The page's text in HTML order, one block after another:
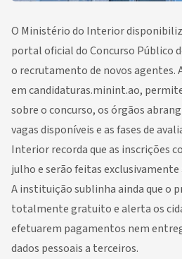
O Ministério do Interior
portal oficial do Concurso Público
o recrutamento de novos agentes.
em candidaturas.minint.ao,
sobre o concurso, os órgãos
vagas disponíveis e as fases de
Interior recorda que as inscrições
julho e serão feitas
A instituição sublinha ainda que o
totalmente gratuito e alerta os
efetuarem pagamentos nem
dados pessoais a terceiros.